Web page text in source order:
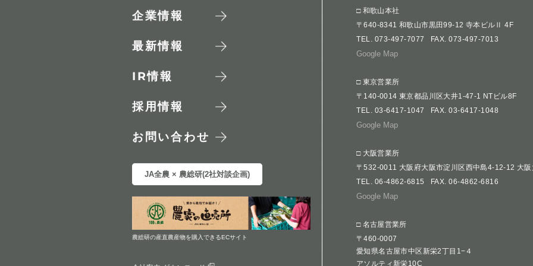
企業情報
最新情報
IR情報
採用情報
お問い合わせ
JA全農 × 農総研(2社対談企画)
農総研の産直農産物を購入できるECサイト
□ 和歌山本社
〒640-8341 和歌山市黒田99-12 寺本ビルⅡ 4F
TEL. 073-497-7077 FAX. 073-497-7013
Google Map
□ 東京営業所
〒140-0014 東京都品川区大井1-47-1 NTビル8F
TEL. 03-6417-1047 FAX. 03-6417-1048
Google Map
□ 大阪営業所
〒532-0011 大阪府大阪市淀川区西中島4-12-12 大
TEL. 06-4862-6815 FAX. 06-4862-6816
Google Map
□ 名古屋営業所
〒460-0007
愛知県名古屋市中区新栄2丁目1−４
アソルティ新栄10C